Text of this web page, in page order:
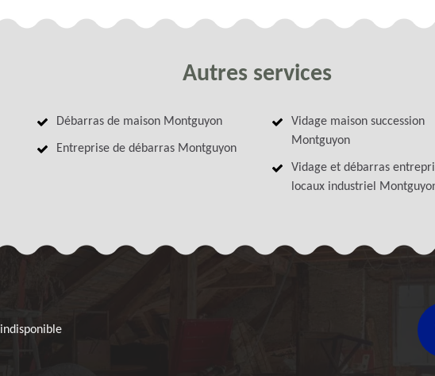
Autres services
Débarras de maison Montguyon
Entreprise de débarras Montguyon
Vidage maison succession
Montguyon
Vidage et débarras
locaux industriel
indisponible